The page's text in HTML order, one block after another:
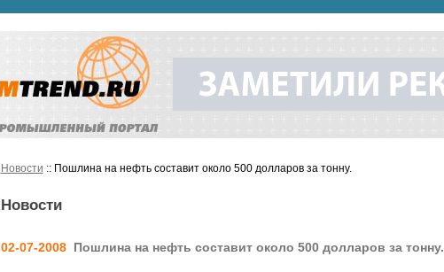
Новости :: Пошлина на нефть составит около 500 долларов за тонну.
Новости
02-07-2008 Пошлина на нефть составит около 500 долларов за тонну.